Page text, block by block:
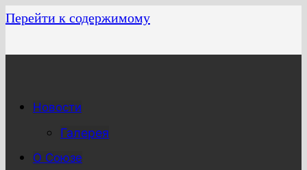
Перейти к содержимому
Новости
Галерея
О Союзе